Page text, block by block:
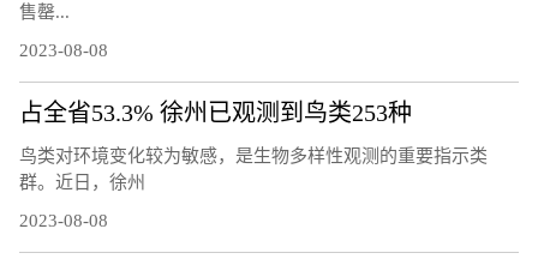
售罄...
2023-08-08
占全省53.3% 徐州已观测到鸟类253种
鸟类对环境变化较为敏感，是生物多样性观测的重要指示类
群。近日，徐州
2023-08-08